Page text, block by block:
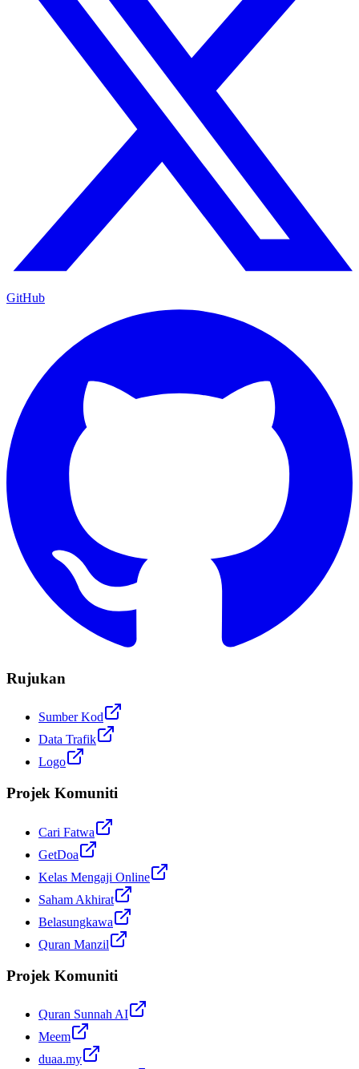
GitHub
Rujukan
Sumber Kod
Data Trafik
Logo
Projek Komuniti
Cari Fatwa
GetDoa
Kelas Mengaji Online
Saham Akhirat
Belasungkawa
Quran Manzil
Projek Komuniti
Quran Sunnah AI
Meem
duaa.my